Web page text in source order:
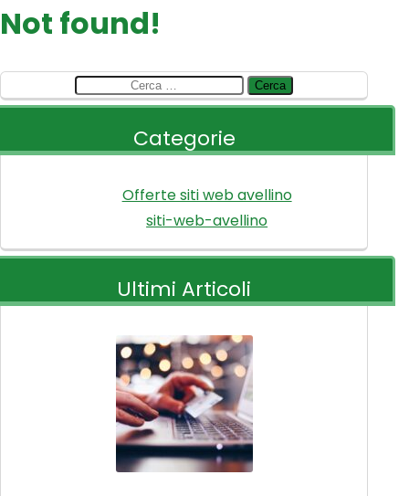
Not found!
Ricerca
per:
Categorie
Offerte siti web avellino
siti-web-avellino
Ultimi Articoli